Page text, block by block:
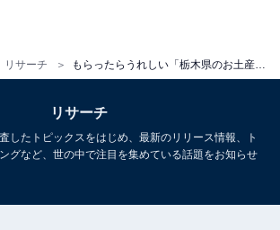
リサーチ
リサーチ
したトピックスをはじめ、最新のリリース情報、ト
グなど、世の中で注目を集めている話題をお知らせ